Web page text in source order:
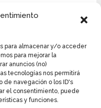
para almacenar y/o acceder
para mejorar la
anuncios (no)
tecnologías nos permitirá
de navegación o los ID's
el consentimiento, puede
y funciones.
en la serie The
en el drama Happy
del drama
año también trabajo
serie del año 2016
of the Blue